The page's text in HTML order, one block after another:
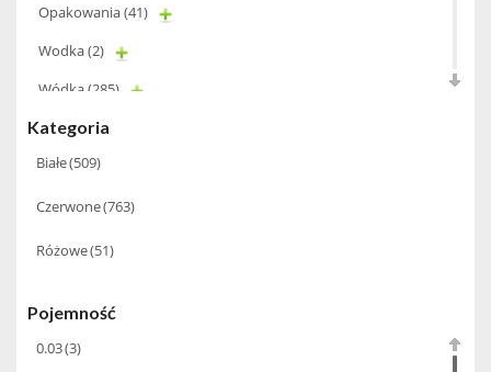
Opakowania(41)
Wodka(2)
Wódka(285)
Champagne
Cognac(94)
Winiarki(37)
Calvados(40)
Kategoria
Białe(509)
Czerwone(763)
Różowe(51)
Pojemność
0.03(3)